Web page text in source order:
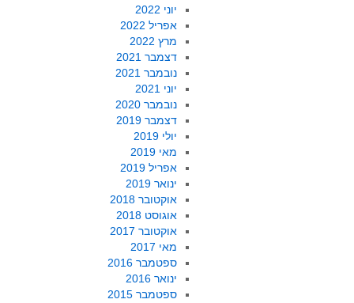
יוני 2022
אפריל 2022
מרץ 2022
דצמבר 2021
נובמבר 2021
יוני 2021
נובמבר 2020
דצמבר 2019
יולי 2019
מאי 2019
אפריל 2019
ינואר 2019
אוקטובר 2018
אוגוסט 2018
אוקטובר 2017
מאי 2017
ספטמבר 2016
ינואר 2016
ספטמבר 2015